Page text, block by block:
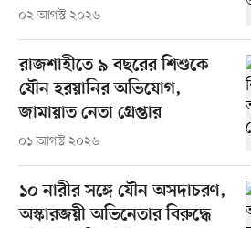
০২ আগস্ট ২০২৬
রাজশাহীতে ৯ বছরের শিশুকে
যৌন হরয়ানির অভিযোগ,
জামায়াত নেতা গ্রেপ্তার
০১ আগস্ট ২০২৬
১০ নারীর সঙ্গে যৌন অসদাচরণ,
অস্কারজয়ী অভিনেতার বিরুদ্ধে